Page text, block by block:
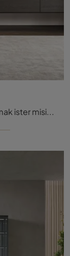
Pratik ve dinamik bir oturma odası kurmak ister misiniz? Size modern ve net hatlara sahip Logos 01 Molteni & C duvar ünitesini tan